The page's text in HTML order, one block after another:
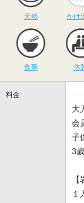
天然 かけ
食事 休
料金
大
3